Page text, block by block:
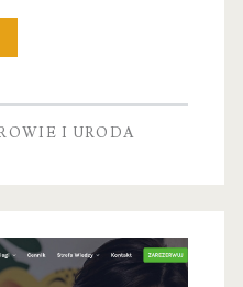
I URODA